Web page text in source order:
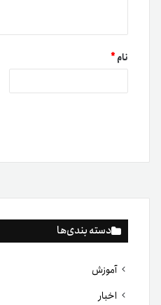
دسته بندی‌ها
آموزش
اخبار
نام*